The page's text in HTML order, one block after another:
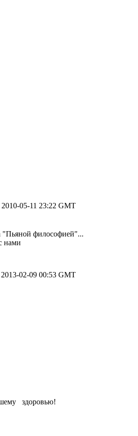
2010-05-11 23:22 GMT
"Пьяной философией"...
нами
02-09 00:53 GMT
здоровью!